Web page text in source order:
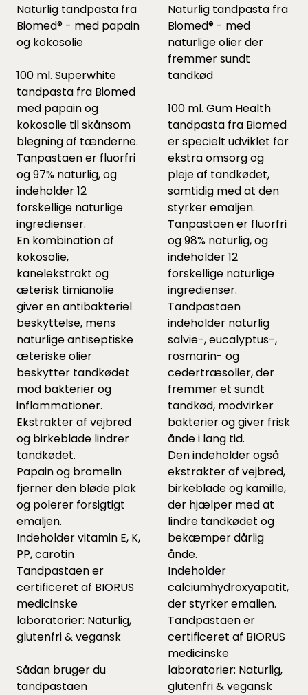
Naturlig tandpasta fra
Biomed® - med papain
og kokosolie
100 ml. Superwhite
tandpasta fra Biomed
med papain og
kokosolie til skånsom
blegning af tænderne.
Tanpastaen er fluorfri
og 97% naturlig, og
indeholder 12
forskellige naturlige
ingredienser.
En kombination af
kokosolie,
kanelekstrakt og
æterisk timianolie
giver en antibakteriel
beskyttelse, mens
naturlige antiseptiske
æteriske olier
beskytter tandkødet
mod bakterier og
inflammationer.
Ekstrakter af vejbred
og birkeblade lindrer
tandkødet.
Papain og bromelin
fjerner den bløde plak
og polerer forsigtigt
emaljen.
Indeholder vitamin E, K,
PP, carotin
Tandpastaen er
certificeret af BIORUS
medicinske
laboratorier: Naturlig,
glutenfri & vegansk
Sådan bruger du
tandpastaen
Naturlig tandpasta fra
Biomed® - med
naturlige olier der
fremmer sundt
tandkød
100 ml. Gum Health
tandpasta fra Biomed
er specielt udviklet for
ekstra omsorg og
pleje af tandkødet,
samtidig med at den
styrker emaljen.
Tanpastaen er fluorfri
og 98% naturlig, og
indeholder 12
forskellige naturlige
ingredienser.
Tandpastaen
indeholder naturlig
salvie-, eucalyptus-,
rosmarin- og
cedertræsolier, der
fremmer et sundt
tandkød, modvirker
bakterier og giver frisk
ånde i lang tid.
Den indeholder også
ekstrakter af vejbred,
birkeblade og kamille,
der hjælper med at
lindre tandkødet og
bekæmper dårlig
ånde.
Indeholder
calciumhydroxyapatit,
der styrker emalien.
Tandpastaen er
certificeret af BIORUS
medicinske
laboratorier: Naturlig,
glutenfri & vegansk